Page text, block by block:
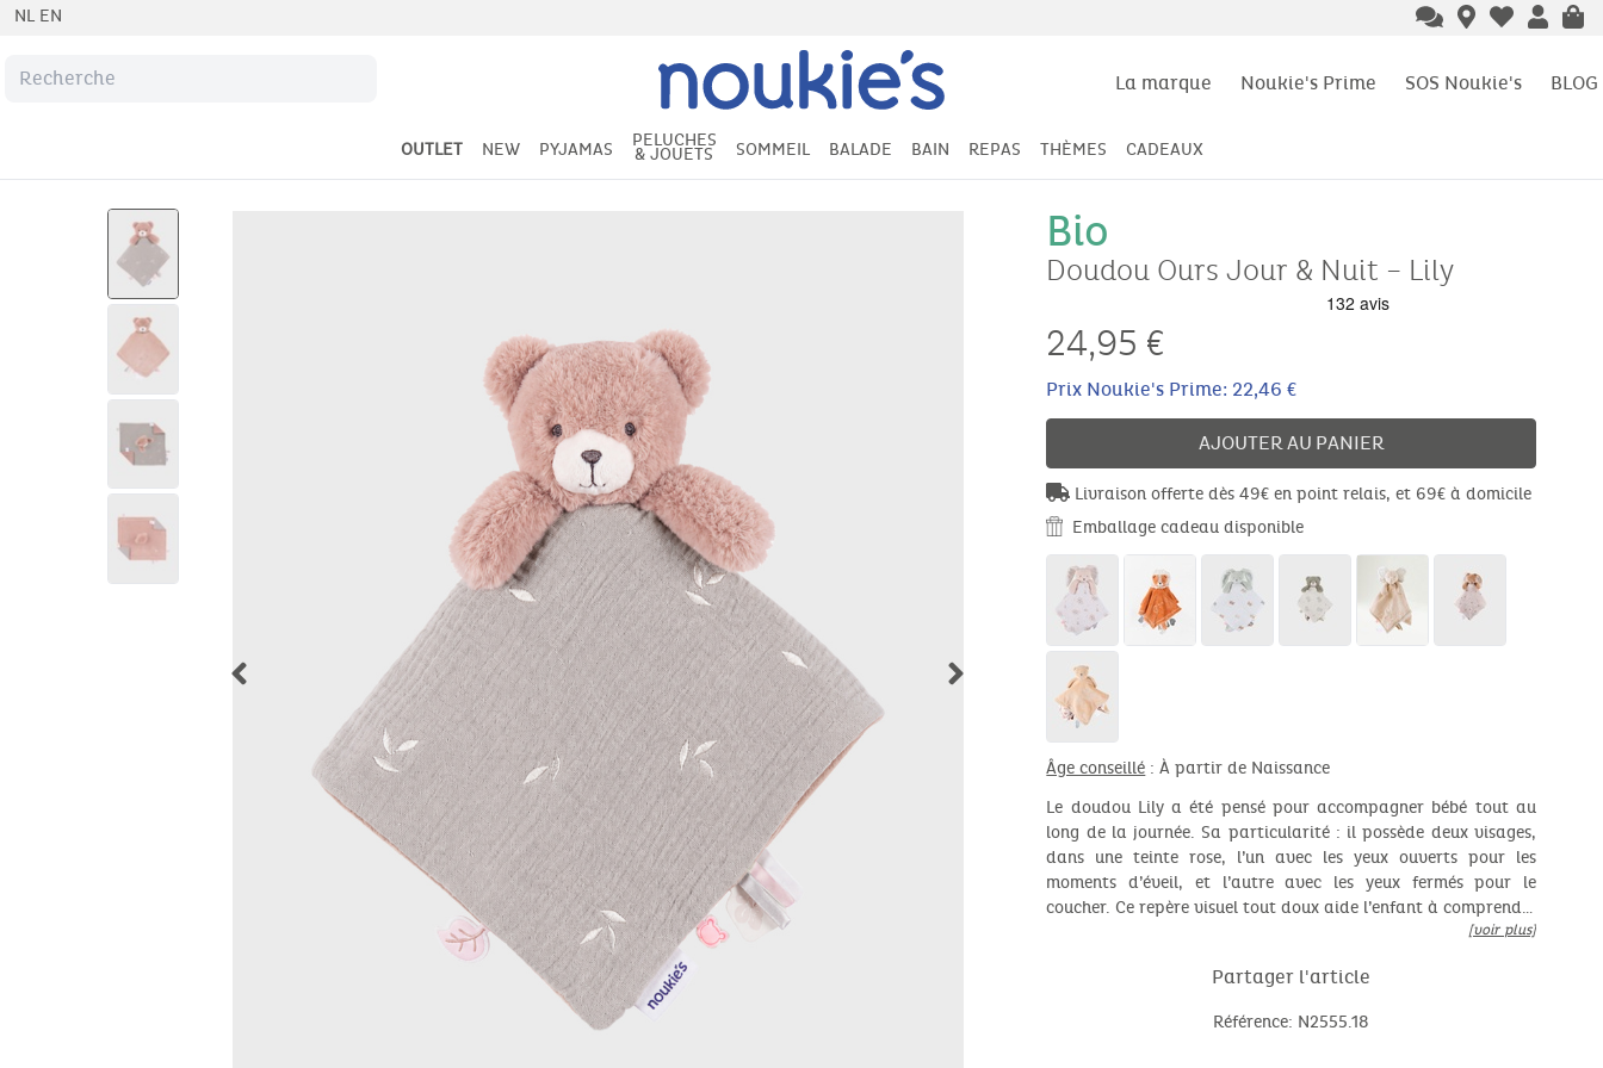
NL EN
La marque Noukie's Prime SOS Noukie's BLOG
OUTLET NEW PYJAMAS PELUCHES
& JOUETS SOMMEIL BALADE BAIN REPAS THÈMES CADEAUX
Bio
Doudou Ours Jour & Nuit – Lily
24,95 €
Prix Noukie's Prime: 22,46 €
AJOUTER AU PANIER
Livraison offerte dès 49€ en point relais, et 69€ à domicile
Emballage cadeau disponible
Âge conseillé : À partir de Naissance
Le doudou Lily a été pensé pour accompagner bébé tout au
long de la journée. Sa particularité : il possède deux visages,
dans une teinte rose, l’un avec les yeux ouverts pour les
moments d’éveil, et l’autre avec les yeux fermés pour le
coucher. Ce repère visuel tout doux aide l’enfant à comprend…
[voir plus]
Partager l'article
Référence: N2555.18